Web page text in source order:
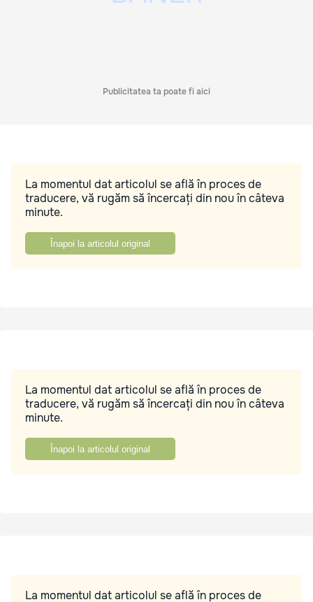
Publicitatea ta poate fi aici
La momentul dat articolul se află în proces de
traducere, vă rugăm să încercați din nou în câteva
minute.
Înapoi la articolul original
La momentul dat articolul se află în proces de
traducere, vă rugăm să încercați din nou în câteva
minute.
Înapoi la articolul original
La momentul dat articolul se află în proces de